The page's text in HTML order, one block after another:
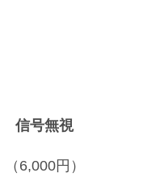
信号無視
（6,000円）